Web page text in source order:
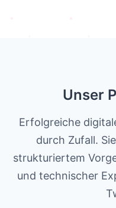
Unser
Erfolgreiche
durch Zufall.
strukturiertem
und technischer